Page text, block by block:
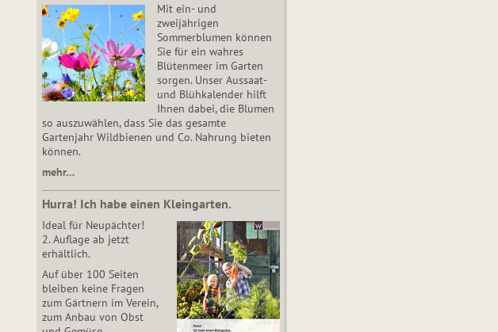
Mit ein- und
zweijährigen
Sommerblumen können
Sie für ein wahres
Blütenmeer im Garten
sorgen. Unser Aussaat-
und Blühkalender hilft
Ihnen dabei, die Blumen
so auszuwählen, dass Sie das gesamte
Gartenjahr Wildbienen und Co. Nahrung bieten
können.
mehr…
Hurra! Ich habe einen Kleingarten.
Ideal für Neupächter!
2. Auflage ab jetzt
erhältlich.
Auf über 100 Seiten
bleiben keine Fragen
zum Gärtnern im Verein,
zum Anbau von Obst